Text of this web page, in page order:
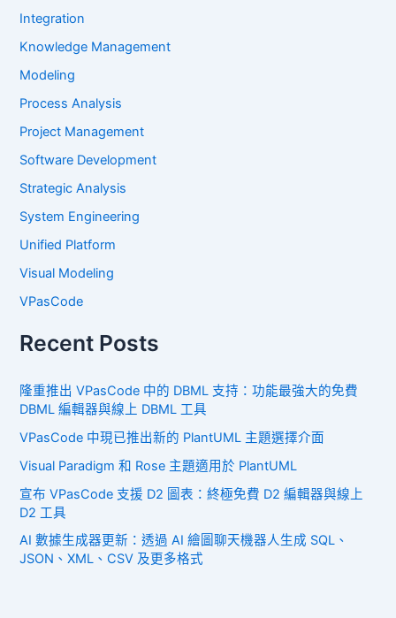
Integration
Knowledge Management
Modeling
Process Analysis
Project Management
Software Development
Strategic Analysis
System Engineering
Unified Platform
Visual Modeling
VPasCode
Recent Posts
隆重推出 VPasCode 中的 DBML 支持：功能最強大的免費
DBML 編輯器與線上 DBML 工具
VPasCode 中現已推出新的 PlantUML 主題選擇介面
Visual Paradigm 和 Rose 主題適用於 PlantUML
宣布 VPasCode 支援 D2 圖表：終極免費 D2 編輯器與線上
D2 工具
AI 數據生成器更新：透過 AI 繪圖聊天機器人生成 SQL、
JSON、XML、CSV 及更多格式